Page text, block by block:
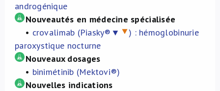
NL
androgénique
Nouveautés en médecine spécialisée
• crovalimab (Piasky®▼
) : hémoglobinurie
paroxystique nocturne
Nouveaux dosages
• binimétinib (Mektovi®)
Nouvelles indications